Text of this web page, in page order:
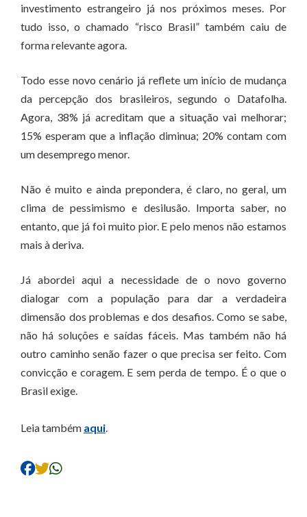
investimento estrangeiro já nos próximos meses. Por
tudo isso, o chamado “risco Brasil” também caiu de
forma relevante agora.
Todo esse novo cenário já reflete um início de mudança
da percepção dos brasileiros, segundo o Datafolha.
Agora, 38% já acreditam que a situação vai melhorar;
15% esperam que a inflação diminua; 20% contam com
um desemprego menor.
Não é muito e ainda prepondera, é claro, no geral, um
clima de pessimismo e desilusão. Importa saber, no
entanto, que já foi muito pior. E pelo menos não estamos
mais à deriva.
Já abordei aqui a necessidade de o novo governo
dialogar com a população para dar a verdadeira
dimensão dos problemas e dos desafios. Como se sabe,
não há soluções e saídas fáceis. Mas também não há
outro caminho senão fazer o que precisa ser feito. Com
convicção e coragem. E sem perda de tempo. É o que o
Brasil exige.
Leia também aqui.